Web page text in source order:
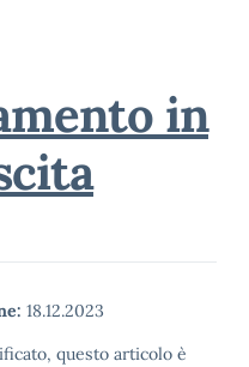
in
18.12.2023
questo articolo è